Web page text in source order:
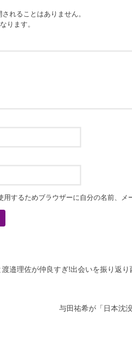
れることはありません。
ります。
用するためブラウザーに自分の名前、メ
邉理佐が仲良すぎ!出会いを振り返り
与田祐希が「日本沈